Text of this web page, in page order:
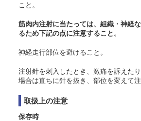
こと。
筋肉内注射に当たっては、組織・神経
るため下記の点に注意すること。
神経走行部位を避けること。
注射針を刺入したとき、激痛を訴えた
場合は直ちに針を抜き、部位を変えて注
取扱上の注意
保存時